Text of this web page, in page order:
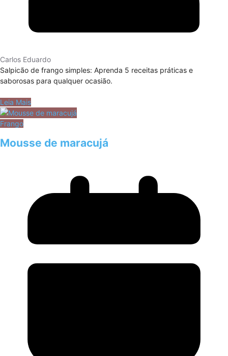
Carlos Eduardo
Salpicão de frango simples: Aprenda 5 receitas práticas e
saborosas para qualquer ocasião.
Leia Mais
Frango
Mousse de maracujá